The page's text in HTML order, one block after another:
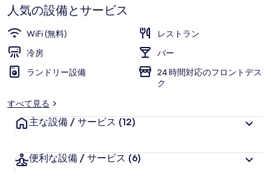
9.6、
お
客
様
に
好
件
口
ミ
ら
人気の設備とサービス
WiFi (無料)
レストラン
冷房
バー
ランドリー設備
24 時間対応のフロントデス
ク
すべて見る
主な設備 / サービス (12)
便利な設備 / サービス (6)